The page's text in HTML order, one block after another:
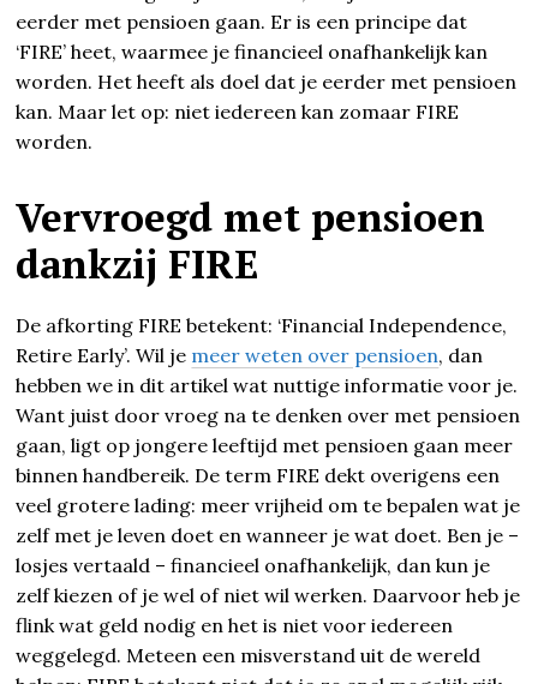
eerder met pensioen gaan. Er is een principe dat
‘FIRE’ heet, waarmee je financieel onafhankelijk kan
worden. Het heeft als doel dat je eerder met pensioen
kan. Maar let op: niet iedereen kan zomaar FIRE
worden.
Vervroegd met pensioen
dankzij FIRE
De afkorting FIRE betekent: ‘Financial Independence,
Retire Early’. Wil je meer weten over pensioen, dan
hebben we in dit artikel wat nuttige informatie voor je.
Want juist door vroeg na te denken over met pensioen
gaan, ligt op jongere leeftijd met pensioen gaan meer
binnen handbereik. De term FIRE dekt overigens een
veel grotere lading: meer vrijheid om te bepalen wat je
zelf met je leven doet en wanneer je wat doet. Ben je –
losjes vertaald – financieel onafhankelijk, dan kun je
zelf kiezen of je wel of niet wil werken. Daarvoor heb je
flink wat geld nodig en het is niet voor iedereen
weggelegd. Meteen een misverstand uit de wereld